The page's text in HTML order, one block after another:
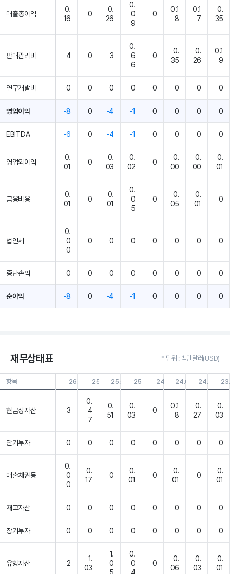
매출총이익
0.
16
0
0.
26
0.
0
9
0
0.1
8
0.1
7
0.
35
판매관리비 4 0 3
0.
6
6
0
0.
35
0.
26
0.1
9
연구개발비 0 0 0 0 0 0 0 0
영업이익 -8 0 -4 -1 0 0 0 0
EBITDA -6 0 -4 -1 0 0 0 0
영업외이익
0.
01
0
0.
03
0.
02
0
0.
00
0.
00
0.
01
금융비용
0.
01
0
0.
01
0.
0
5
0
0.
05
0.
01
0
법인세
0.
0
0
0 0 0 0 0 0 0
중단손익 0 0 0 0 0 0 0 0
순이익 -8 0 -4 -1 0 0 0 0
재무상태표 * 단위 : 백만달러(USD)
항목 26.03.3125.12.3125.09.3025.03.3124.12.3124.09.3024.03.31
현금성자산 3
0.
4
7
0.
51
0.
03
0
0.1
8
0.
27
0.
03
단기투자 0 0 0 0 0 0 0 0
매출채권등
0.
0
0
0.
17
0
0.
01
0
0.
01
0
0.
01
재고자산 0 0 0 0 0 0 0 0
장기투자 0 0 0 0 0 0 0 0
유형자산 2
1.
03
1.
0
0.
0
0
0.
06
0.
03
0.
01